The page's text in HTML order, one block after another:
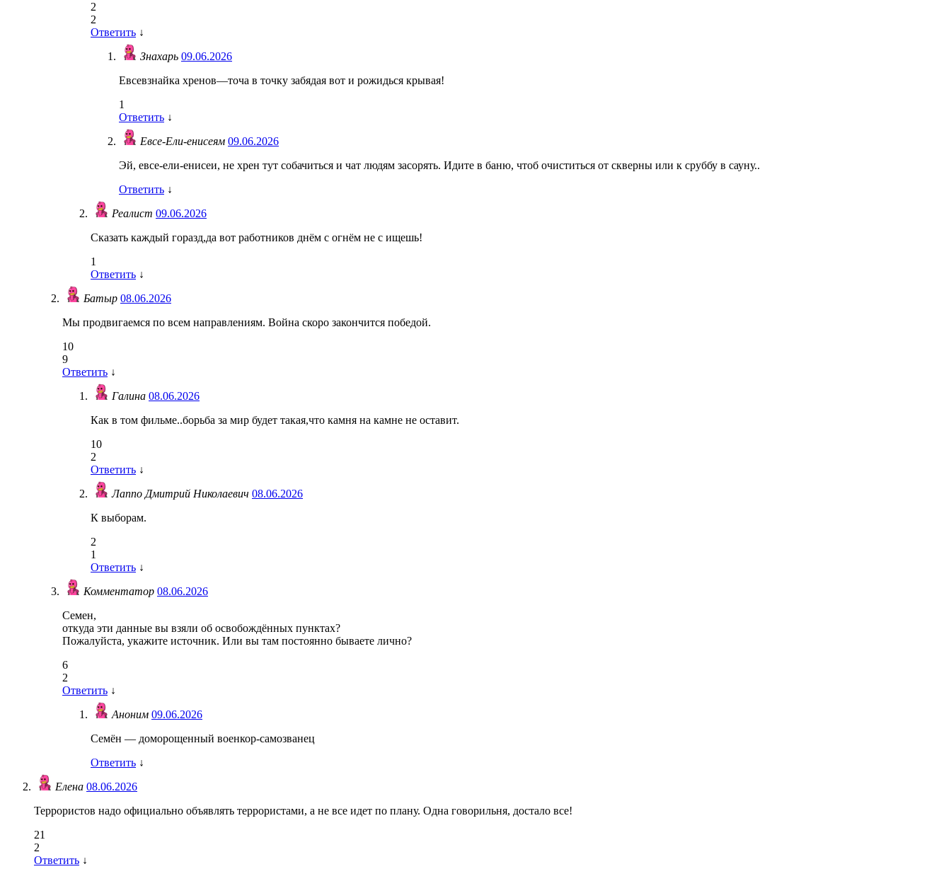
2
2
Ответить ↓
Знахарь 09.06.2026
Евсевзнайка хренов—точа в точку забядая вот и рожидься крывая!
1
Ответить ↓
Евсе-Ели-енисеям 09.06.2026
Эй, евсе-ели-енисеи, не хрен тут собачиться и чат людям засорять. Идите в баню, чтоб очиститься от скверны или к сруббу в сауну..
Ответить ↓
Реалист 09.06.2026
Сказать каждый горазд,да вот работников днём с огнём не с ищешь!
1
Ответить ↓
Батыр 08.06.2026
Мы продвигаемся по всем направлениям. Война скоро закончится победой.
10
9
Ответить ↓
Галина 08.06.2026
Как в том фильме..борьба за мир будет такая,что камня на камне не оставит.
10
2
Ответить ↓
Лаппо Дмитрий Николаевич 08.06.2026
К выборам.
2
1
Ответить ↓
Комментатор 08.06.2026
Семен,
откуда эти данные вы взяли об освобождённых пунктах?
Пожалуйста, укажите источник. Или вы там постоянно бываете лично?
6
2
Ответить ↓
Аноним 09.06.2026
Семён — доморощенный военкор-самозванец
Ответить ↓
Елена 08.06.2026
Террористов надо официально объявлять террористами, а не все идет по плану. Одна говорильня, достало все!
21
2
Ответить ↓